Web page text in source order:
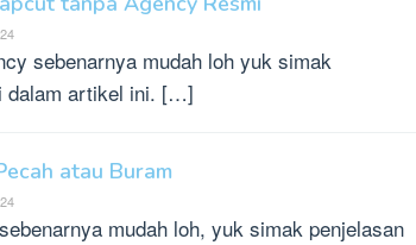
sebenarnya mudah loh yuk simak
dalam artikel ini. […]
atau Buram
mudah loh, yuk simak penjelasan